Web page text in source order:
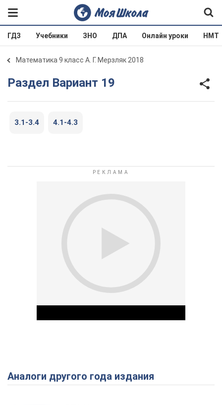
ГДЗ Учебники ЗНО ДПА Онлайн уроки НМТ
Математика 9 класс А. Г. Мерзляк 2018
Раздел Вариант 19
3.1-3.4 4.1-4.3
Play Video
Аналоги другого года издания